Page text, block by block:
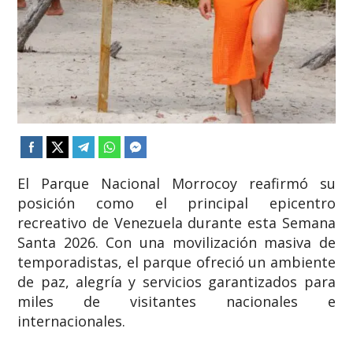
El Parque Nacional Morrocoy reafirmó su
posición como el principal epicentro
recreativo de Venezuela durante esta Semana
Santa 2026. Con una movilización masiva de
temporadistas, el parque ofreció un ambiente
de paz, alegría y servicios garantizados para
miles de visitantes nacionales e
internacionales.